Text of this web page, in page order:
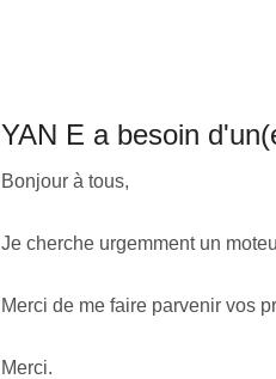
YAN E a besoin
Bonjour à tous,
Je cherche urgemment un
Merci de me faire parvenir vos
Merci.